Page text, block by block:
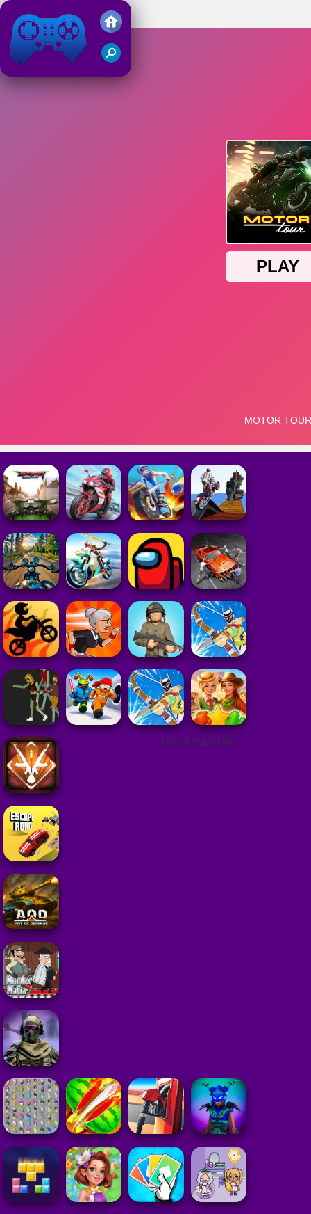
Juegos Friv 2019
Motor Tour
ADVERTISEMENT